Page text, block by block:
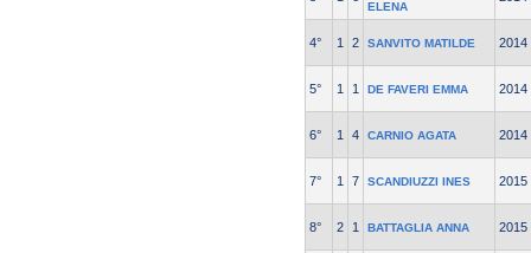
ELENA
4° 1 2 SANVITO MATILDE 2014
5° 1 1 DE FAVERI EMMA 2014
6° 1 4 CARNIO AGATA 2014
7° 1 7 SCANDIUZZI INES 2015
8° 2 1 BATTAGLIA ANNA 2015